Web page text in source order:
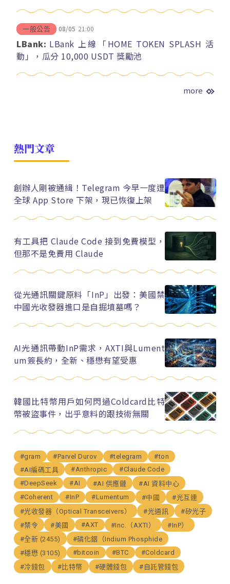
一般公告 08/05 21:00
LBank: LBank 上線「HOME TOKEN SPLASH 活
動」，瓜分 10,000 USDT 獎勵池
more
熱門文章
創辦人剛被通緝！Telegram 今早一度遭
全球 App Store 下架，現已恢復上架
有工具把 Claude Code 接到免費模型，
但那不是免費用 Claude
從光通訊關鍵原料「InP」出發：美國禁
中國光收發器進口是自掘墳墓嗎？
AI光通訊帶動InP需求，AXTI與Lument
um簽長約，全新、穩懋有望受惠
韓國比特幣用戶如何閃過Coldcard比特
幣被盜事件，出乎意料的跟技術無關
#gram #Parvel Durov #telegram
#ton
#AI編碼工具
#Anthropic
#Claude Code
#DeepSeek
#AI #AI 供應鏈
#AI 資料中心
#Coherent
#InP #Lumentum #中國
#光互連
#光收發器（Optical Transceivers）
#光通訊
#矽光子
#禁令
#美國 #AXT #Inc.（AXTI）
#InP）
#全新 (2455)
#磷化銦（Indium Phosphide
#穩懋 (3105)
#bitcoin #BTC
#Coldcard
#冷錢包
#比特幣 #硬體錢包 #自託管錢包